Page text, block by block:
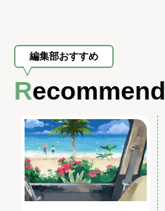
編集部おすすめ
Recommend